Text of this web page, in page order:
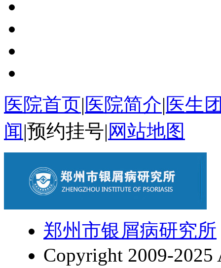
医院首页|医院简介|医生
闻|预约挂号| 网站地图
郑州市银屑病研究所
Copyright 2009-2025